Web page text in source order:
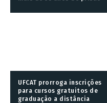
UFCAT prorroga inscrições
para cursos gratuitos de
graduação a distância